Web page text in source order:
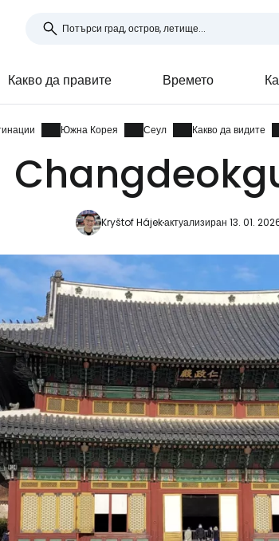
Какво да правите Времето
Южна Корея Сеул Какво да видите
Kryštof Hájekактуализиран 13. 01.